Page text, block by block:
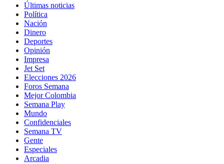
Últimas noticias
Política
Nación
Dinero
Deportes
Opinión
Impresa
Jet Set
Elecciones 2026
Foros Semana
Mejor Colombia
Semana Play
Mundo
Confidenciales
Semana TV
Gente
Especiales
Arcadia